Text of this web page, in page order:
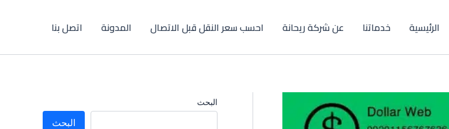
الرئيسية خدماتنا عن شركة ريحانة احسب سعر النقل قبل الاتصال المدونة اتصل بنا
البحث
البحث